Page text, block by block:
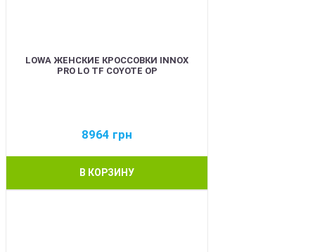
LOWA ЖЕНСКИЕ КРОССОВКИ INNOX
PRO LO TF COYOTE OP
8964 грн
В КОРЗИНУ